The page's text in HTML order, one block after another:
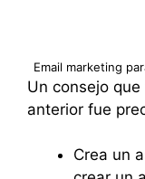
Email marketing
Un consejo
anterior fue
Crea un